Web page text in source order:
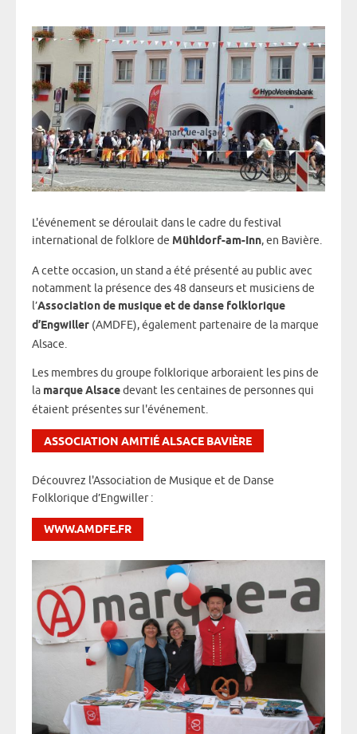
L'événement se déroulait dans le cadre du festival
international de folklore de Mühldorf-am-Inn, en Bavière.
A cette occasion, un stand a été présenté au public avec
notamment la présence des 48 danseurs et musiciens de
l’Association de musique et de danse folklorique
d’Engwiller (AMDFE), également partenaire de la marque
Alsace.
Les membres du groupe folklorique arboraient les pins de
la marque Alsacedevant les centaines de personnes qui
étaient présentes sur l'événement.
ASSOCIATION AMITIÉ ALSACE BAVIÈRE
Découvrez l'Association de Musique et de Danse
Folklorique d’Engwiller :
WWW.AMDFE.FR